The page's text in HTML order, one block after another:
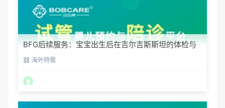
BFG后续服务：宝宝出生后在吉尔吉斯斯坦的体检与
回国海外特需